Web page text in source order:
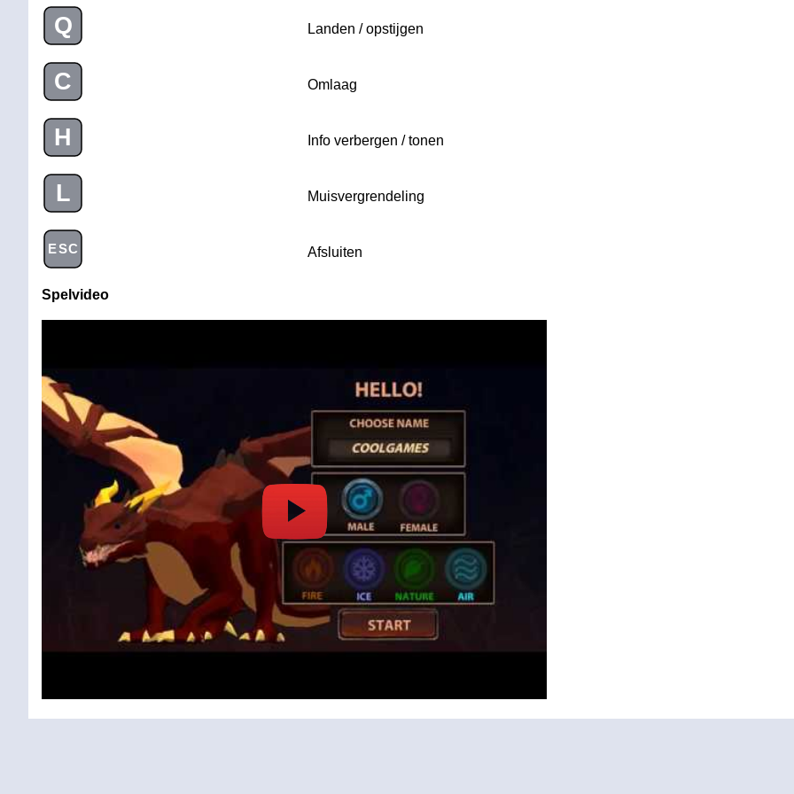
Q Landen / opstijgen
C Omlaag
H Info verbergen / tonen
L Muisvergrendeling
ESC Afsluiten
Spelvideo